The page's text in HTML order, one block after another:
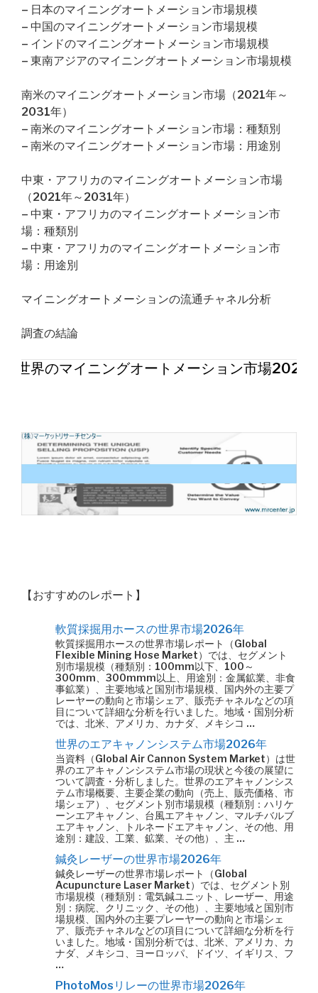
– 日本のマイニングオートメーション市場規模
– 中国のマイニングオートメーション市場規模
– インドのマイニングオートメーション市場規模
– 東南アジアのマイニングオートメーション市場規模
南米のマイニングオートメーション市場（2021年～
2031年）
– 南米のマイニングオートメーション市場：種類別
– 南米のマイニングオートメーション市場：用途別
中東・アフリカのマイニングオートメーション市場
（2021年～2031年）
– 中東・アフリカのマイニングオートメーション市
場：種類別
– 中東・アフリカのマイニングオートメーション市
場：用途別
マイニングオートメーションの流通チャネル分析
調査の結論
世界のマイニングオートメーション市場2026
【おすすめのレポート】
軟質採掘用ホースの世界市場2026年
軟質採掘用ホースの世界市場レポート（Global
Flexible Mining Hose Market）では、セグメント
別市場規模（種類別：100mm以下、100～
300mm、300mmm以上、用途別：金属鉱業、非食
事鉱業）、主要地域と国別市場規模、国内外の主要プ
レーヤーの動向と市場シェア、販売チャネルなどの項
目について詳細な分析を行いました。地域・国別分析
では、北米、アメリカ、カナダ、メキシコ …
世界のエアキャノンシステム市場2026年
当資料（Global Air Cannon System Market）は世
界のエアキャノンシステム市場の現状と今後の展望に
ついて調査・分析しました。世界のエアキャノンシス
テム市場概要、主要企業の動向（売上、販売価格、市
場シェア）、セグメント別市場規模（種類別：ハリケ
ーンエアキャノン、台風エアキャノン、マルチバルブ
エアキャノン、トルネードエアキャノン、その他、用
途別：建設、工業、鉱業、その他）、主 …
鍼灸レーザーの世界市場2026年
鍼灸レーザーの世界市場レポート（Global
Acupuncture Laser Market）では、セグメント別
市場規模（種類別：電気鍼ユニット、レーザー、用途
別：病院、クリニック、その他）、主要地域と国別市
場規模、国内外の主要プレーヤーの動向と市場シェ
ア、販売チャネルなどの項目について詳細な分析を行
いました。地域・国別分析では、北米、アメリカ、カ
ナダ、メキシコ、ヨーロッパ、ドイツ、イギリス、フ
…
PhotoMosリレーの世界市場2026年